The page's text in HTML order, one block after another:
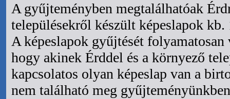
A gyűjteményben megtalálhatóak
településekről készült képeslapok
A képeslapok gyűjtését
hogy akinek Érddel és a környező
kapcsolatos olyan képeslap van a
nem található meg